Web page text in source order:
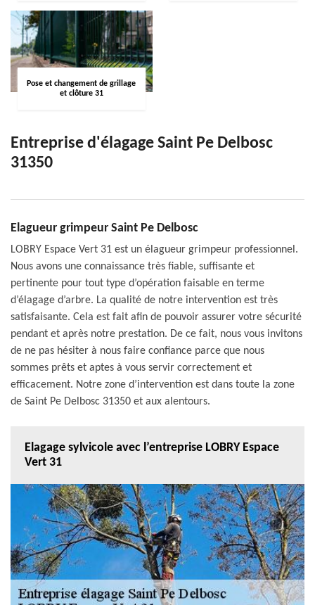
Pose et changement de grillage
et clôture 31
Entreprise d'élagage Saint Pe Delbosc
31350
Elagueur grimpeur Saint Pe Delbosc
LOBRY Espace Vert 31 est un élagueur grimpeur professionnel.
Nous avons une connaissance très fiable, suffisante et
pertinente pour tout type d’opération faisable en terme
d’élagage d’arbre. La qualité de notre intervention est très
satisfaisante. Cela est fait afin de pouvoir assurer votre sécurité
pendant et après notre prestation. De ce fait, nous vous invitons
de ne pas hésiter à nous faire confiance parce que nous
sommes prêts et aptes à vous servir correctement et
efficacement. Notre zone d’intervention est dans toute la zone
de Saint Pe Delbosc 31350 et aux alentours.
Elagage sylvicole avec l’entreprise LOBRY Espace
Vert 31